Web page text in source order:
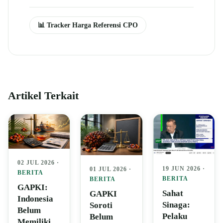
📊 Tracker Harga Referensi CPO
Artikel Terkait
02 JUL 2026 ·
BERITA
GAPKI:
Indonesia
Belum
01 JUL 2026 ·
BERITA
GAPKI
Soroti
Belum
19 JUN 2026 ·
BERITA
Sahat
Sinaga:
Pelaku